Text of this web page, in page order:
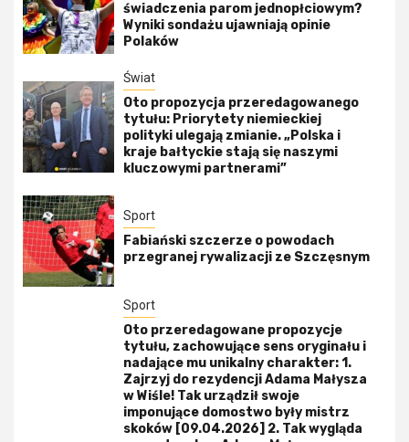
świadczenia parom jednopłciowym?
Wyniki sondażu ujawniają opinie
Polaków
Świat
Oto propozycja przeredagowanego
tytułu: Priorytety niemieckiej
polityki ulegają zmianie. „Polska i
kraje bałtyckie stają się naszymi
kluczowymi partnerami”
Sport
Fabiański szczerze o powodach
przegranej rywalizacji ze Szczęsnym
Sport
Oto przeredagowane propozycje
tytułu, zachowujące sens oryginału i
nadające mu unikalny charakter: 1.
Zajrzyj do rezydencji Adama Małysza
w Wiśle! Tak urządził swoje
imponujące domostwo były mistrz
skoków [09.04.2026] 2. Tak wygląda